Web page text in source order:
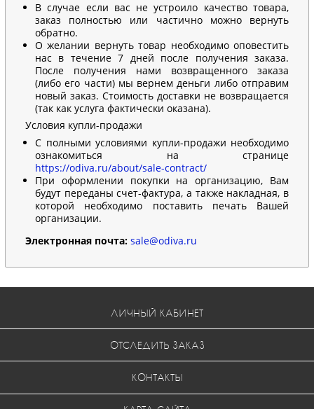
В случае если вас не устроило качество товара,
заказ полностью или частично можно вернуть
обратно.
О желании вернуть товар необходимо оповестить
нас в течение 7 дней после получения заказа.
После получения нами возвращенного заказа
(либо его части) мы вернем деньги либо отправим
новый заказ. Стоимость доставки не возвращается
(так как услуга фактически оказана).
Условия купли-продажи
С полными условиями купли-продажи необходимо
ознакомиться на странице
https://odiva.ru/about/sale-contract/
При оформлении покупки на организацию, Вам
будут переданы счет-фактура, а также накладная, в
которой необходимо поставить печать Вашей
организации.
Электронная почта: sale@odiva.ru
ЛИЧНЫЙ КАБИНЕТ
ОТСЛЕДИТЬ ЗАКАЗ
КОНТАКТЫ